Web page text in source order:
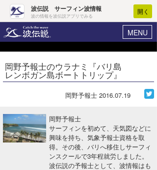
波伝説 サーフィン波情報
波の情報を波伝説アプリでみる
開く
MENU
ヘルプ マイホーム
ログイン
波情報･概況
WAVE HUNTER 波予想ツール
岡野予報士のウラナミ『バリ島
レンボガン島ボートトリップ』
岡野予報士 2016.07.19
岡野予報士
サーフィンを初めて、天気図などに
興味を持ち、気象予報士資格を取
得。その後、バリへ移住しサーフィ
ンスクールで3年程就労しました。
波伝説の予報士として、波情報はも
Core Surf Japan
アート＆エンタメ